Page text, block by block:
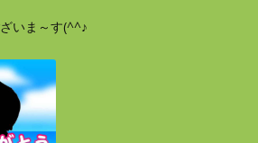
いま～す(^^♪